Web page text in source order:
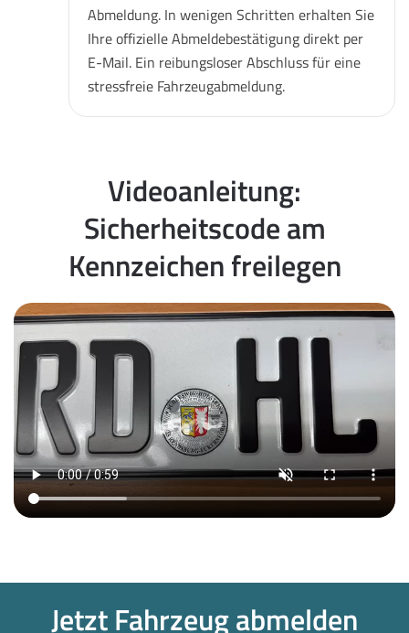
Abmeldung. In wenigen Schritten erhalten Sie
Ihre offizielle Abmeldebestätigung direkt per
E-Mail. Ein reibungsloser Abschluss für eine
stressfreie Fahrzeugabmeldung.
Videoanleitung:
Sicherheitscode am
Kennzeichen freilegen
Jetzt Fahrzeug abmelden